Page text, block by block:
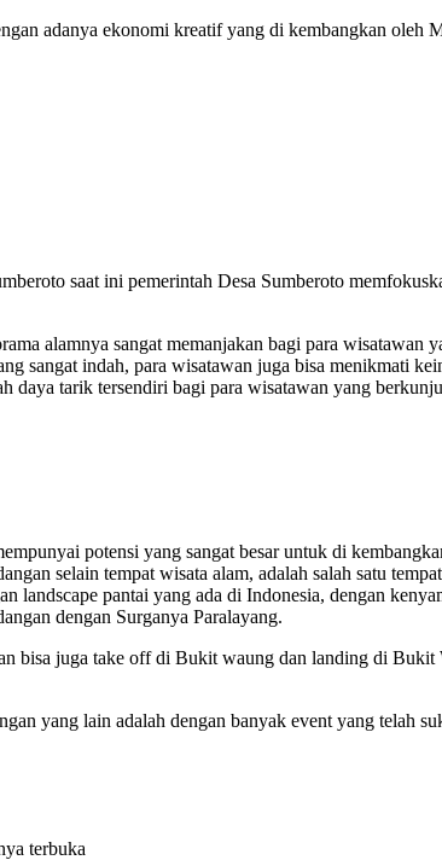
adanya ekonomi kreatif yang di kembangkan oleh
saat ini pemerintah Desa Sumberoto
alamnya sangat memanjakan bagi para
sangat indah, para wisatawan juga bisa menikmati
daya tarik tersendiri bagi para wisatawan yang
potensi yang sangat besar untuk di
selain tempat wisata alam, adalah salah satu
landscape pantai yang ada di Indonesia, dengan
dengan Surganya Paralayang.
bisa juga take off di Bukit waung dan landing di
yang lain adalah dengan banyak event yang telah
terbuka